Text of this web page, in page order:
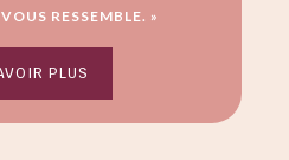
RESSEMBLE. »
PLUS